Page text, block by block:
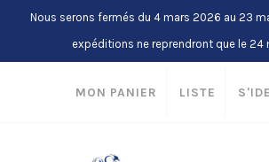
Nous serons fermés du 4 mars 2026 au 23
expéditions ne reprendront que le 24
MON PANIER LISTE